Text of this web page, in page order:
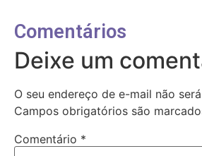
Comentários
Deixe um
O seu endereço de e-mail não
Campos obrigatórios são
Comentário *